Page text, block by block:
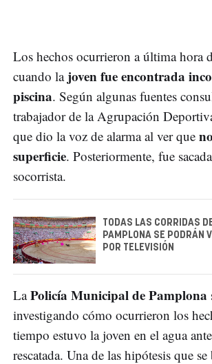
Los hechos ocurrieron a última hora
cuando la joven fue encontrada
piscina. Según algunas fuentes
trabajador de la Agrupación
que dio la voz de alarma al ver que
superficie. Posteriormente, fue
socorrista.
TODAS LAS CORRIDAS
PAMPLONA SE PODRÁN
POR TELEVISIÓN
LaPolicía Municipal de Pamplona
investigando cómo ocurrieron los
tiempo estuvo la joven en el agua
rescatada. Una de las hipótesis que se